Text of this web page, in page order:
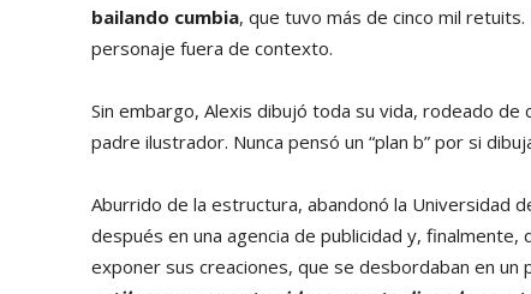
bailando cumbia, que tuvo más de cinco mil
personaje fuera de contexto.
Sin embargo, Alexis dibujó toda su vida, rodeado
padre ilustrador. Nunca pensó un “plan b” por si
Aburrido de la estructura, abandonó la Universidad
después en una agencia de publicidad y,
exponer sus creaciones, que se desbordaban en un